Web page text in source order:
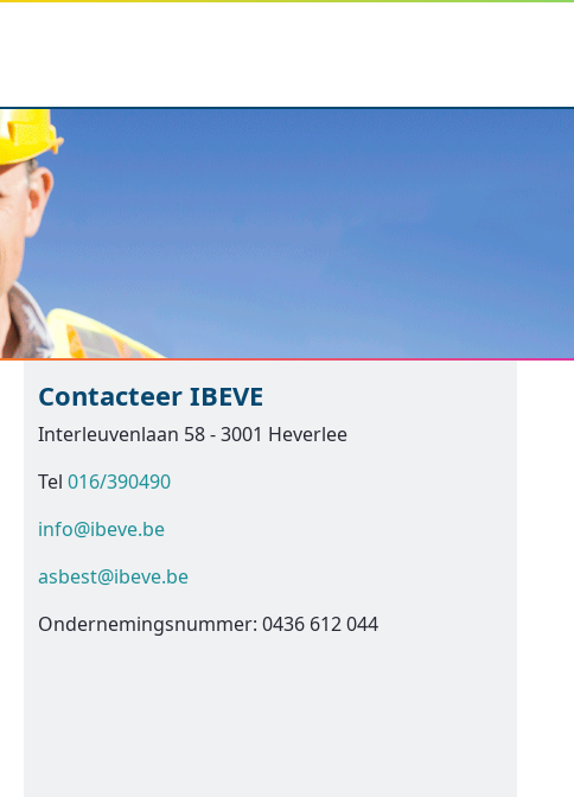
Contacteer IBEVE
Interleuvenlaan 58 - 3001 Heverlee
Tel 016/390490
info@ibeve.be
asbest@ibeve.be
Ondernemingsnummer: 0436 612 044